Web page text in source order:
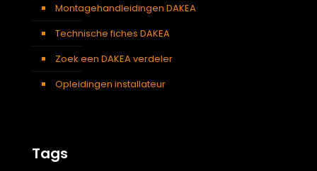
Montagehandleidingen DAKEA
Technische fiches DAKEA
Zoek een DAKEA verdeler
Opleidingen installateur
Tags